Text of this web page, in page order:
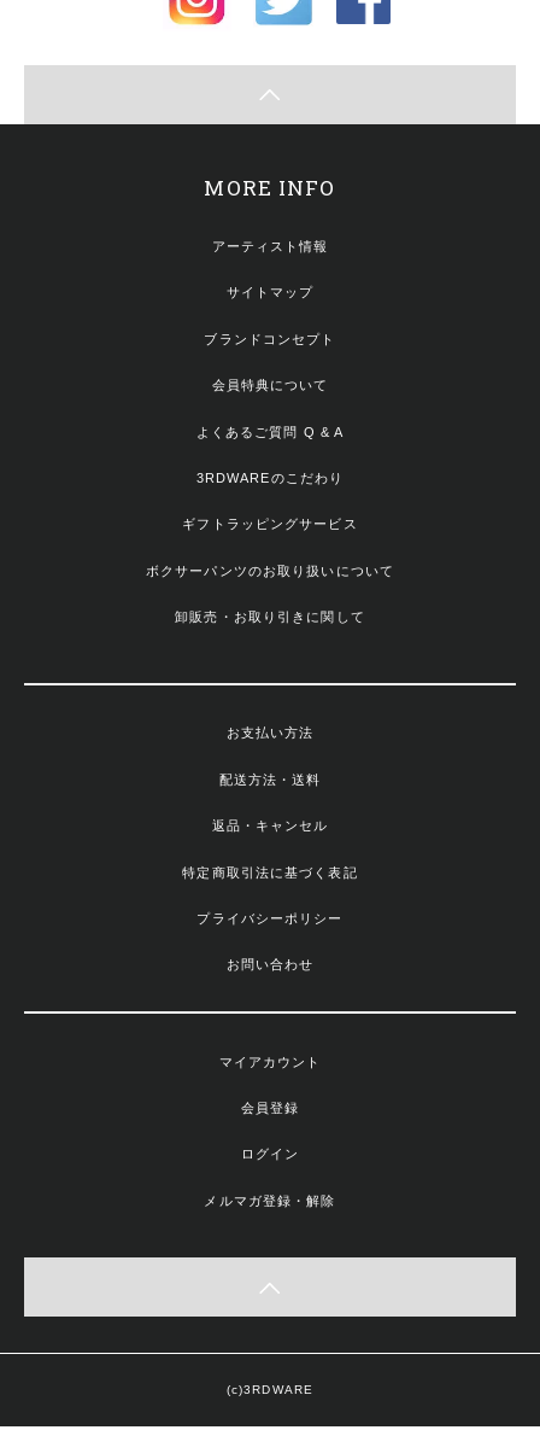
MORE INFO
アーティスト情報
サイトマップ
ブランドコンセプト
会員特典について
よくあるご質問 Q & A
3RDWAREのこだわり
ギフトラッピングサービス
ボクサーパンツのお取り扱いについて
卸販売・お取り引きに関して
お支払い方法
配送方法・送料
返品・キャンセル
特定商取引法に基づく表記
プライバシーポリシー
お問い合わせ
マイアカウント
会員登録
ログイン
メルマガ登録・解除
(c)3RDWARE